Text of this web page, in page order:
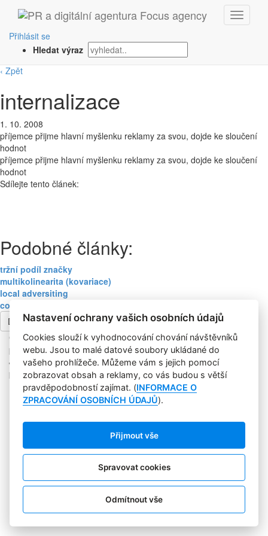
Přihlásit se
Hledat výraz
‹ Zpět
internalizace
1. 10. 2008
příjemce přijme hlavní myšlenku reklamy za svou, dojde ke sloučení
hodnot
příjemce přijme hlavní myšlenku reklamy za svou, dojde ke sloučení
hodnot
Sdílejte tento článek:
Podobné články:
tržní podíl značky
multikolinearita (kovariace)
local adversiting
convenience
Další článek
Copyright © 2004-2020 Focus Agency, s.r.o. Plné znění licenčních
podmínek. ISSN 1803-957X
Jakékoliv publikování, přebírání nebo šíření obsahu je bez
písemného souhlasu Focus Agency, s.r.o. zakázáno.
RSS 1
Štítky
Zpracování osobních údajů
Pro inzerenty
Kontakt
COOKIES
Nastavení ochrany vašich osobních údajů
Cookies slouží k vyhodnocování chování návštěvníků
webu. Jsou to malé datové soubory ukládané do
vašeho prohlížeče. Můžeme vám s jejich pomocí
zobrazovat obsah a reklamy, co vás budou s větší
pravděpodobností zajímat. (INFORMACE O
ZPRACOVÁNÍ OSOBNÍCH ÚDAJŮ).
Přijmout vše
Spravovat cookies
Odmítnout vše